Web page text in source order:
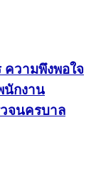
ความพึงพอใจ
นักงาน
จนครบาล